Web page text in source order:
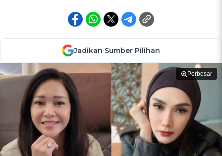
Jadikan Sumber Pilihan
Perbesar